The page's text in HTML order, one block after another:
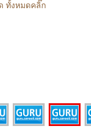
ทั้งหมดคลิ๊ก